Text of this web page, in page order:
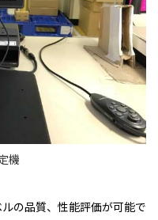
機
の品質、性能評価が可能で